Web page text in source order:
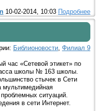
10-02-2014, 10:03 Подробнее
Библионовости, Филиал 9
час «Сетевой этикет» по
школы № 163 школы.
стычек в Сети
мультимедийная
ситуаций.
в сети Интернет.